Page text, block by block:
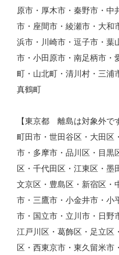
原市・厚木市・秦野市・中
市・座間市・綾瀬市・大和
浜市・川崎市・逗子市・葉
市・小田原市・南足柄市・
町・山北町・清川村・三浦
真鶴町
【東京都 離島は対象外で
町田市・世田谷区・大田区
市・多摩市・品川区・目黒
区・千代田区・江東区・墨
文京区・豊島区・新宿区・
市・三鷹市・小金井市・小
市・国立市・立川市・日野
江戸川区・葛飾区・足立区
区・西東京市・東久留米市